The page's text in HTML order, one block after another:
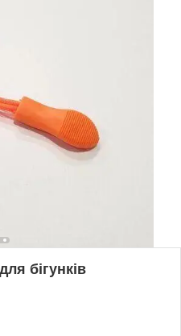
бігунків